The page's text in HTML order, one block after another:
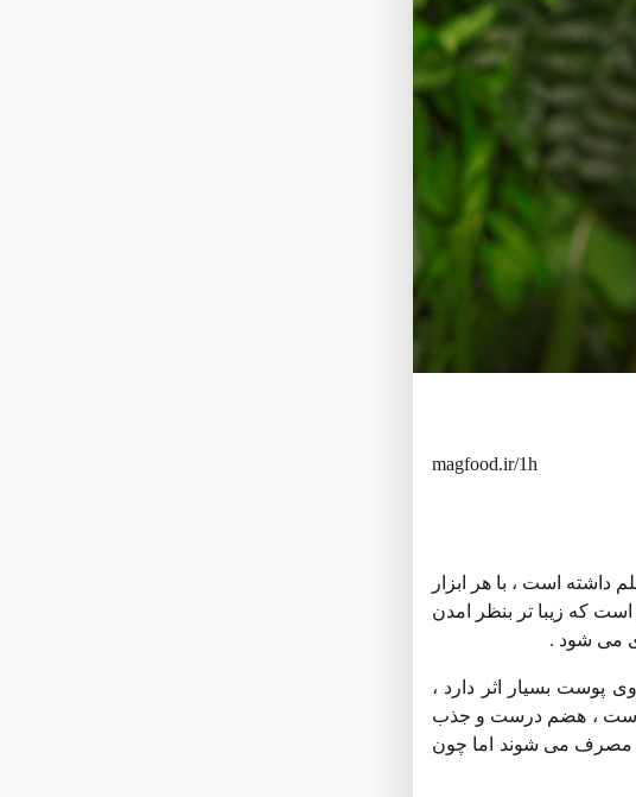
magfood.ir/1h
است ، با هر ابزار
که زیبا تر بنظر امدن
می شود .
پوست بسیار اثر دارد ،
یبوست ، هضم درست و جذب
مصرف می شوند اما چون